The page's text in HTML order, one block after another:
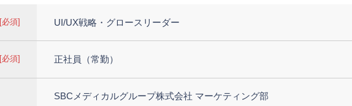
[必須] UI/UX戦略・グロースリーダー
[必須] 正社員（常勤）
SBCメディカルグループ株式会社 マーケティング部